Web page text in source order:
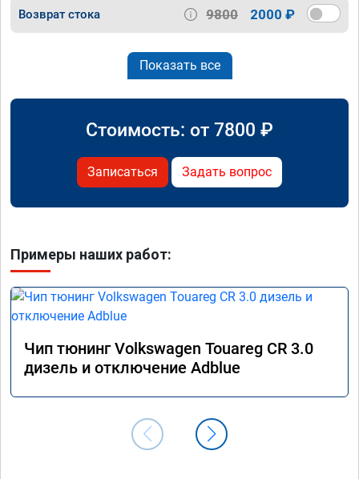
Возврат стока 9800 2000 ₽
Показать все
Стоимость: от 7800 ₽
Записаться Задать вопрос
Примеры наших работ:
Чип тюнинг Volkswagen Touareg CR 3.0
дизель и отключение Adblue